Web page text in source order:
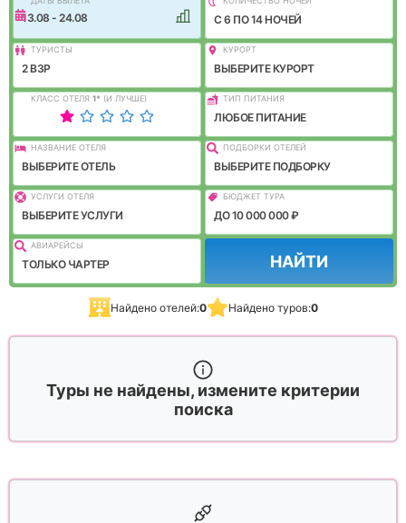
13.08 - 24.08 C 6 ПО 14 НОЧЕЙ
ТУРИСТЫ
2 ВЗР
КУРОРТ
ВЫБЕРИТЕ КУРОРТ
КЛАСС ОТЕЛЯ 1* (И ЛУЧШЕ) ТИП ПИТАНИЯ
ЛЮБОЕ ПИТАНИЕ
НАЗВАНИЕ ОТЕЛЯ
ВЫБЕРИТЕ ОТЕЛЬ
ПОДБОРКИ ОТЕЛЕЙ
ВЫБЕРИТЕ ПОДБОРКУ
УСЛУГИ ОТЕЛЯ
ВЫБЕРИТЕ УСЛУГИ
БЮДЖЕТ ТУРА
ДО 10 000 000 ₽
АВИАРЕЙСЫ
ТОЛЬКО ЧАРТЕР НАЙТИ
Найдено отелей:0 Найдено туров:0
Туры не найдены, измените критерии
поиска